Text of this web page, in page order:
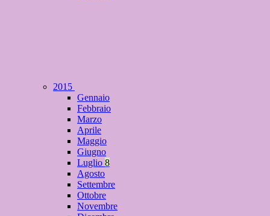
2015
Gennaio
Febbraio
Marzo
Aprile
Maggio
Giugno
Luglio 8
Agosto
Settembre
Ottobre
Novembre